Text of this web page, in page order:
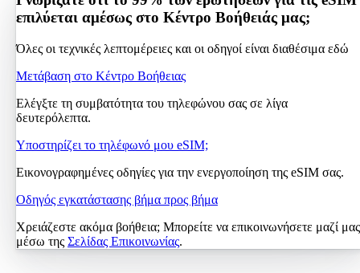
επιλύεται αμέσως στο Κέντρο Βοήθειάς μας;
Όλες οι τεχνικές λεπτομέρειες και οι οδηγοί είναι διαθέσιμα εδώ
Μετάβαση στο Κέντρο Βοήθειας
Ελέγξτε τη συμβατότητα του τηλεφώνου σας σε λίγα
δευτερόλεπτα.
Υποστηρίζει το τηλέφωνό μου eSIM;
Εικονογραφημένες οδηγίες για την ενεργοποίηση της eSIM σας.
Οδηγός εγκατάστασης βήμα προς βήμα
Χρειάζεστε ακόμα βοήθεια; Μπορείτε να επικοινωνήσετε μαζί μας
μέσω της Σελίδας Επικοινωνίας.